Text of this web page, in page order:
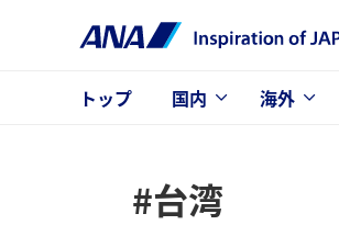
トップ 国内 海外
#台湾